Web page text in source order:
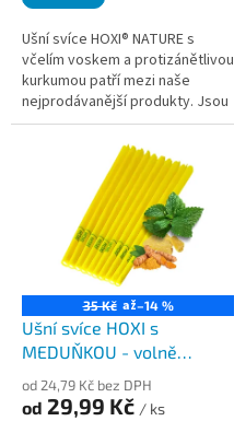
Ušní svíce HOXI® NATURE s
včelím voskem a protizánětlivou
kurkumou patří mezi naše
nejprodávanější produkty. Jsou
vyrobeny ze 100% bavlněného
plátna, obsahují pouze čištěný...
35 Kč až–14 %
Ušní svíce HOXI s
MEDUŇKOU - volně
balené
od 24,79 Kč bez DPH
od 29,99 Kč / ks